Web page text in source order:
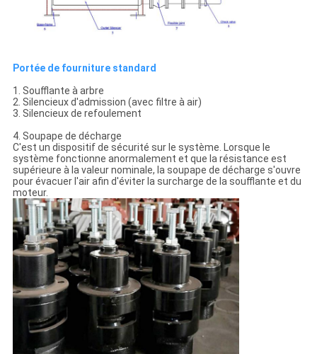
Portée de fourniture standard
1. Soufflante à arbre
2. Silencieux d'admission (avec filtre à air)
3. Silencieux de refoulement
4. Soupape de décharge
C'est un dispositif de sécurité sur le système. Lorsque le
système fonctionne anormalement et que la résistance est
supérieure à la valeur nominale, la soupape de décharge s'ouvre
pour évacuer l'air afin d'éviter la surcharge de la soufflante et du
moteur.